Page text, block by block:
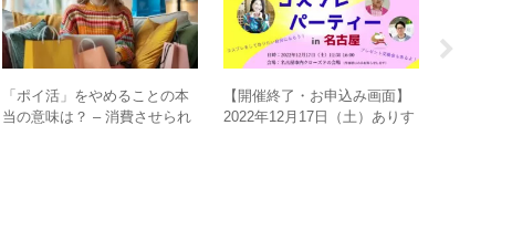
「ポイ活」をやめることの本
当の意味は？ – 消費させられ
【開催終了・お申込み画面】
2022年12月17日（土）ありす